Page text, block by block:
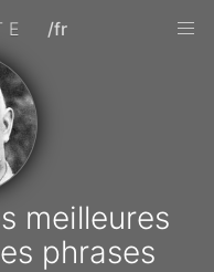
/fr
meilleures
phrases